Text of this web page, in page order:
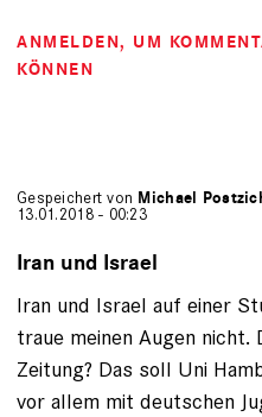
ANMELDEN, UM
KÖNNEN
Gespeichert von Michael
13.01.2018 - 00:23
Iran und Israel
Iran und Israel auf einer
traue meinen Augen
Zeitung? Das soll Uni
vor allem mit deutschen